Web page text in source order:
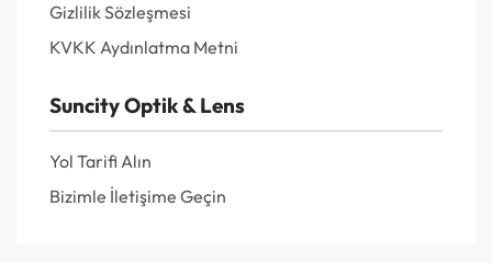
Gizlilik Sözleşmesi
KVKK Aydınlatma Metni
Suncity Optik & Lens
Yol Tarifi Alın
Bizimle İletişime Geçin